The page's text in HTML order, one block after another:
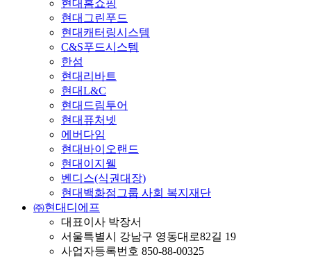
현대홈쇼핑
현대그린푸드
현대캐터링시스템
C&S푸드시스템
한섬
현대리바트
현대L&C
현대드림투어
현대퓨처넷
에버다임
현대바이오랜드
현대이지웰
벤디스(식권대장)
현대백화점그룹 사회 복지재단
㈜현대디에프
대표이사 박장서
서울특별시 강남구 영동대로82길 19
사업자등록번호 850-88-00325